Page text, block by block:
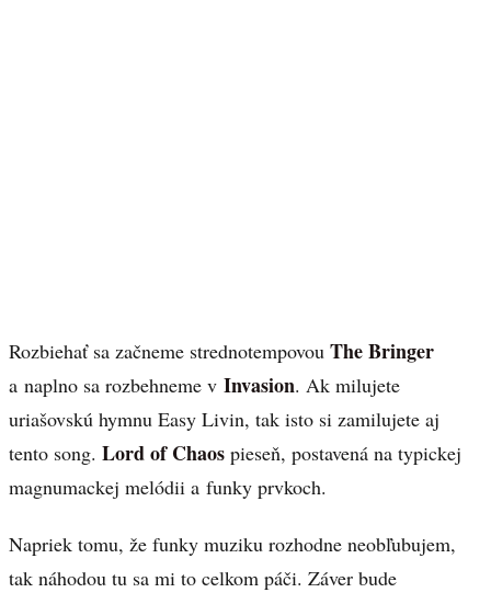
Rozbiehať sa začneme strednotempovou The Bringer
a naplno sa rozbehneme v Invasion. Ak milujete
uriašovskú hymnu Easy Livin, tak isto si zamilujete aj
tento song. Lord of Chaos pieseň, postavená na typickej
magnumackej melódii a funky prvkoch.
Napriek tomu, že funky muziku rozhodne neobľubujem,
tak náhodou tu sa mi to celkom páči. Záver bude